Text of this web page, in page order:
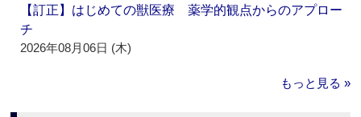
【訂正】はじめての獣医療 薬学的観点からのアプロー
チ
2026年08月06日 (木)
もっと見る »